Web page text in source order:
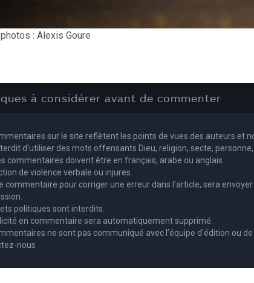
: Alexis Goure
à considérer avant de commenter
sur le site reflètent les points de vues des auteurs et
d'utiliser des mots offensants Dieu, religion, secte,
commentaires doivent être en français, arabe ou anglais
de violence verbale ou injures.
commentaire pour corriger une erreur dans l'article, sera
politiques sont interdits.
en commentaire sera automatiquement supprimé.
ne sont pas communiqué avec l’équipe d'édition ou
nous